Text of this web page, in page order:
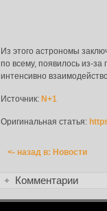
Из этого астрономы
по всему, появилось из-
интенсивно
Источник: N+1
Оригинальная статья:
<- назад в: Новости
Комментарии
Введите имя пользователя
Пароль:
Запомнить меня: